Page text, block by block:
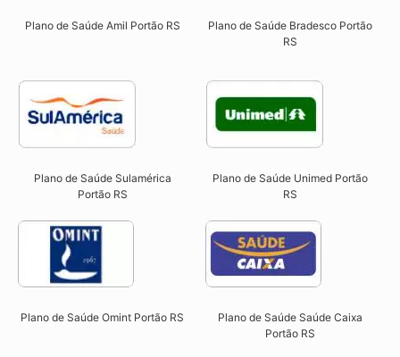
Plano de Saúde Amil Portão RS
Plano de Saúde Bradesco Portão
RS
Plano de Saúde Sulamérica
Portão RS
Plano de Saúde Unimed Portão
RS
Plano de Saúde Omint Portão RS​
Plano de Saúde Saúde Caixa
Portão RS​